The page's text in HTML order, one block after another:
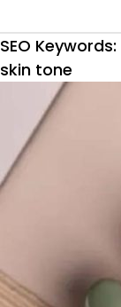
SEO Keywords:
skin tone